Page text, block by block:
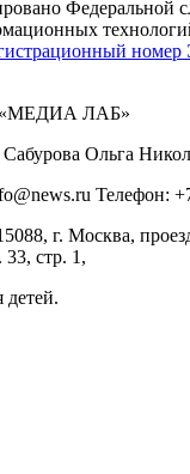
Федеральной
«МЕДИА ЛАБ»
Ольга
Телефон:
г. Москва,
стр. 1,
детей.